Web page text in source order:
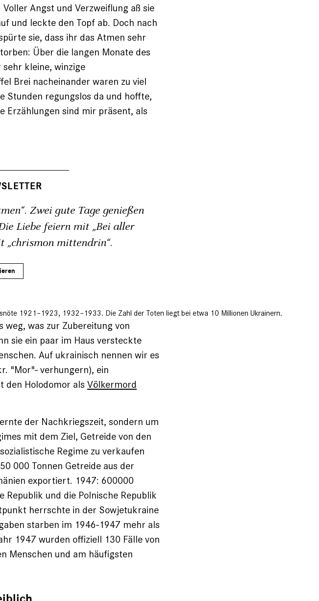
Angst und Verzweiflung aß sie
und leckte den Topf ab. Doch nach
sie, dass ihr das Atmen sehr
Über die langen Monate des
kleine, winzige
Brei nacheinander waren zu viel
Stunden regungslos da und hoffte,
Erzählungen sind mir präsent, als
Zwei gute Tage genießen
Liebe feiern mit „Bei aller
„chrismon mittendrin“.
1921–1923, 1932–1933. Die Zahl der Toten liegt bei etwa 10 Millionen Ukrainern.
weg, was zur Zubereitung von
sie ein paar im Haus versteckte
Auf ukrainisch nennen wir es
"Mor"- verhungern), ein
den Holodomor als Völkermord
der Nachkriegszeit, sondern um
mit dem Ziel, Getreide von den
Regime zu verkaufen
000 Tonnen Getreide aus der
exportiert. 1947: 600000
Republik und die Polnische Republik
herrschte in der Sowjetukraine
starben im 1946-1947 mehr als
1947 wurden offiziell 130 Fälle von
Menschen und am häufigsten